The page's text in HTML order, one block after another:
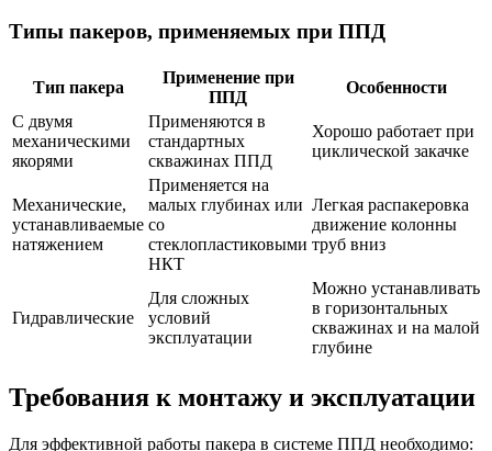
Типы пакеров, применяемых при ППД
Тип пакера
Применение при
ППД
Особенности
С двумя
механическими
якорями
Применяются в
стандартных
скважинах ППД
Хорошо работает при
циклической закачке
Механические,
устанавливаемые
натяжением
Применяется на
малых глубинах или
со
стеклопластиковыми
НКТ
Легкая распакеровка
движение колонны
труб вниз
Гидравлические
Для сложных
условий
эксплуатации
Можно устанавливать
в горизонтальных
скважинах и на малой
глубине
Требования к монтажу и эксплуатации
Для эффективной работы пакера в системе ППД необходимо: